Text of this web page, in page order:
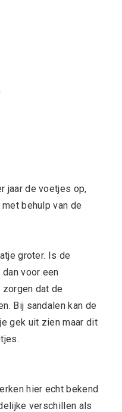
jaar de voetjes op,
behulp van de
groter. Is de
voor een
dat de
Bij sandalen kan de
gek uit zien maar dit
hier echt bekend
verschillen als